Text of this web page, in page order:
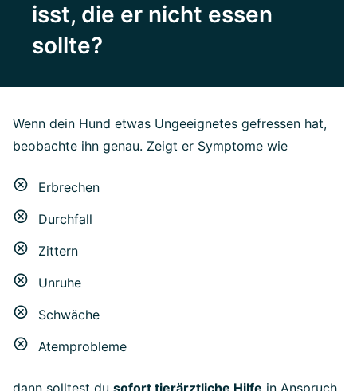
isst, die er nicht essen
sollte?
Wenn dein Hund etwas Ungeeignetes gefressen hat,
beobachte ihn genau. Zeigt er Symptome wie
Erbrechen
Durchfall
Zittern
Unruhe
Schwäche
Atemprobleme
dann solltest du sofort tierärztliche Hilfe in Anspruch